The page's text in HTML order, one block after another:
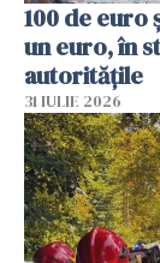
100 de euro
un euro, în
autoritățile
31 IULIE 2026